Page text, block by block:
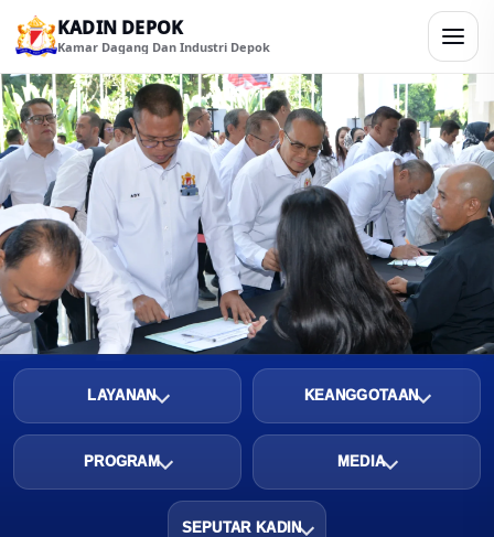
KADIN DEPOK
Kamar Dagang Dan Industri Depok
LAYANAN KEANGGOTAAN
PROGRAM MEDIA
SEPUTAR KADIN